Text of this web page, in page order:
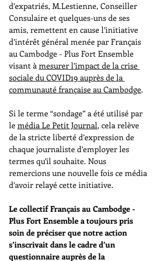
d’expatriés, M.Lestienne, Conseiller
Consulaire et quelques-uns de ses
amis, remettent en cause l’initiative
d’intérêt général menée par Français
au Cambodge - Plus Fort Ensemble
visant à mesurer l’impact de la crise
sociale du COVID19 auprès de la
communauté française au Cambodge.
Si le terme “sondage” a été utilisé par
le média Le Petit Journal, cela relève
de la stricte liberté d’expression de
chaque journaliste d’employer les
termes qu’il souhaite. Nous
remercions une nouvelle fois ce média
d’avoir relayé cette initiative.
Le collectif Français au Cambodge -
Plus Fort Ensemble a toujours pris
soin de préciser que notre action
s’inscrivait dans le cadre d’un
questionnaire auprès de la